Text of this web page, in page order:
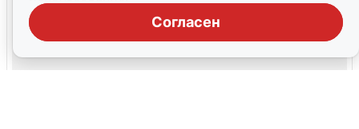
Согласен